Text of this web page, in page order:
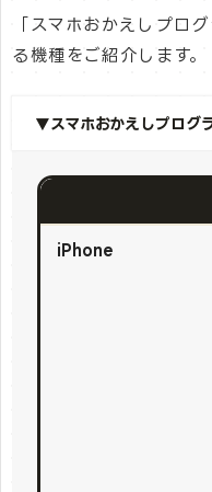
「スマホおかえしプロ
る機種をご紹介します。
▼スマホおかえしプログ
iPhone